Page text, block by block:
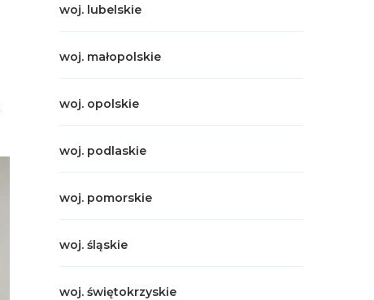
woj. lubelskie
woj. małopolskie
woj. opolskie
woj. podlaskie
woj. pomorskie
woj. śląskie
woj. świętokrzyskie